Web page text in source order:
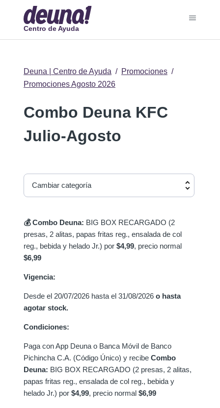
Centro de Ayuda
Deuna | Centro de Ayuda
Promociones
Promociones Agosto 2026
Combo Deuna KFC
Julio-Agosto
Cambiar categoría
💰 Combo Deuna: BIG BOX RECARGADO (2
presas, 2 alitas, papas fritas reg., ensalada de col
reg., bebida y helado Jr.) por $4,99, precio normal
$6,99
Vigencia:
Desde el 20/07/2026 hasta el 31/08/2026 o hasta
agotar stock.
Condiciones:
Paga con App Deuna o Banca Móvil de Banco
Pichincha C.A. (Código Único) y recibe Combo
Deuna: BIG BOX RECARGADO (2 presas, 2 alitas,
papas fritas reg., ensalada de col reg., bebida y
helado Jr.) por $4,99, precio normal $6,99